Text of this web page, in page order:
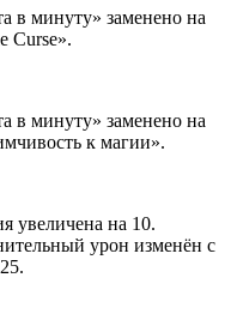
в минуту» заменено на
Curse».
в минуту» заменено на
к магии».
увеличена на 10.
урон изменён с